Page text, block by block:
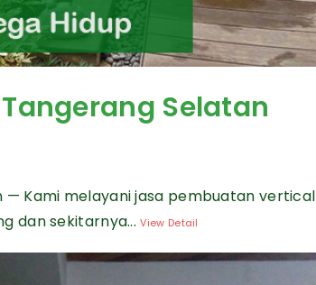
Selatan
Kami melayani jasa pembuatan vertical
dan sekitarnya...View Detail